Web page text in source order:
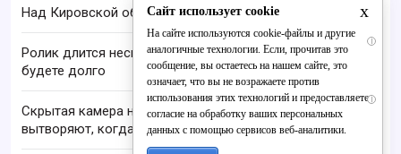
Над Кировской областью сбили БПЛА
i
Ролик длится несколько секунд, а смеяться вы
будете долго
i
Скрытая камера на пляже Крыма: Что люди
вытворяют, когда их не видят...
x
Сайт использует cookie
На сайте используются cookie-файлы и другие
аналогичные технологии. Если, прочитав это
сообщение, вы остаетесь на нашем сайте, это
означает, что вы не возражаете против
использования этих технологий и предоставляете
согласие на обработку ваших персональных
данных с помощью сервисов веб-аналитики.